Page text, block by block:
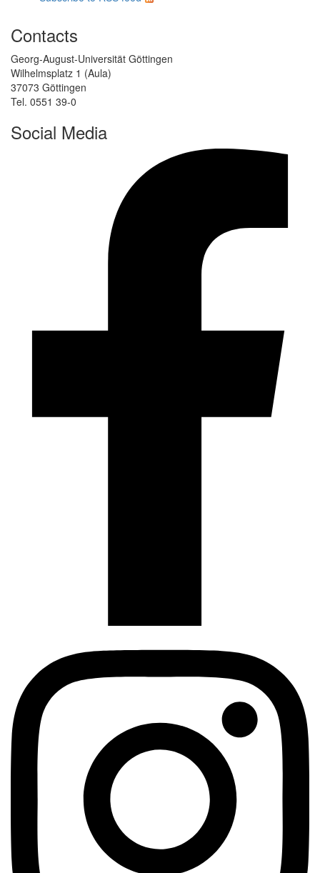
Contacts
Georg-August-Universität Göttingen
Wilhelmsplatz 1 (Aula)
37073 Göttingen
Tel. 0551 39-0
Social Media